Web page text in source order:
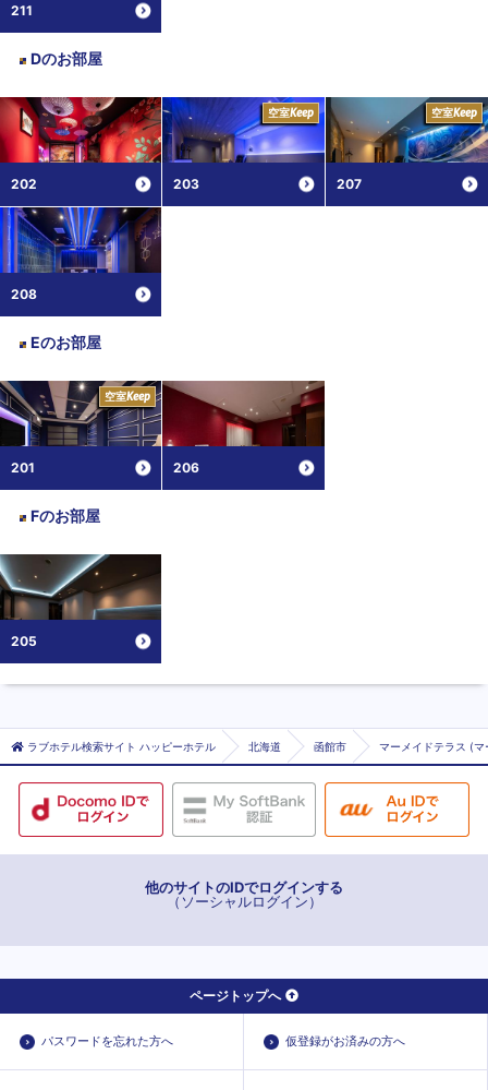
211
Dのお部屋
202 203
空室Keep
207
空室Keep
208
Eのお部屋
201
空室Keep
206
Fのお部屋
205
ラブホテル検索サイト ハッピーホテル 北海道 函館市 マーメイドテラス (
他のサイトのIDでログインする
（ソーシャルログイン）
ページトップへ
パスワードを忘れた方へ 仮登録がお済みの方へ